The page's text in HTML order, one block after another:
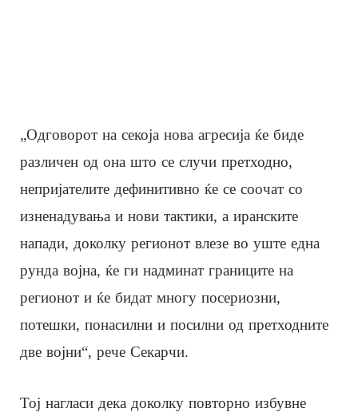
„Одговорот на секоја нова агресија ќе биде
различен од она што се случи претходно,
непријателите дефинитивно ќе се соочат со
изненадувања и нови тактики, а иранските
напади, доколку регионот влезе во уште една
рунда војна, ќе ги надминат границите на
регионот и ќе бидат многу посериозни,
потешки, понасилни и посилни од претходните
две војни“, рече Секарчи.
Тој нагласи дека доколку повторно избувне